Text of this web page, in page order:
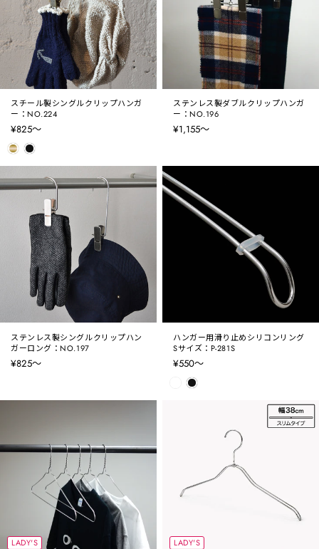
スチール製シングルクリップハンガ
ー：NO.224
¥825〜
ステンレス製ダブルクリップハンガ
ー：NO.196
¥1,155〜
ステンレス製シングルクリップハン
ガーロング：NO.197
¥825〜
ハンガー用滑り止めシリコンリング
Sサイズ：P-281S
¥550〜
LADY'S LADY'S